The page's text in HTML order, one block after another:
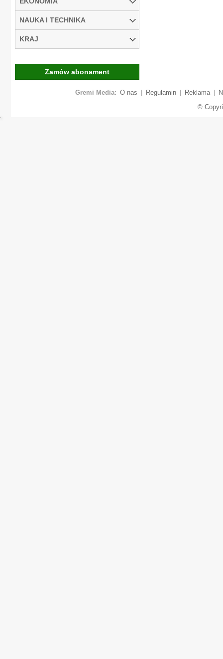
NAUKA I TECHNIKA
KRAJ
Zamów abonament
Gremi Media: O nas Regulamin Reklama
©